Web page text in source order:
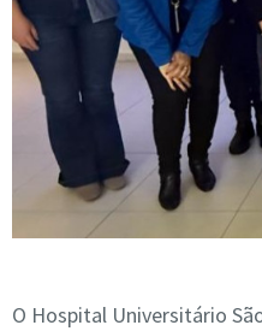
O Hospital Universitário